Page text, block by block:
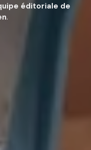
éditoriale de
.